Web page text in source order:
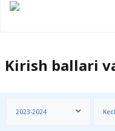
Kirish ballari
2023-2024